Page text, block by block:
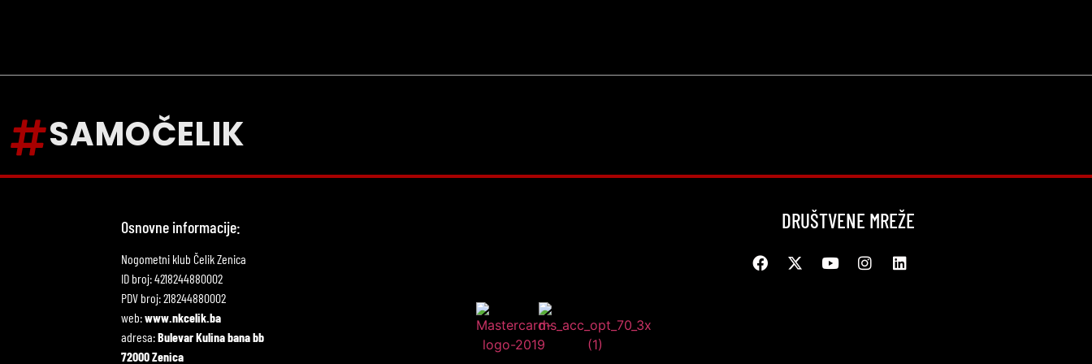
SAMOČELIK
Osnovne informacije:
Nogometni klub Čelik Zenica
ID broj: 4218244880002
PDV broj: 218244880002
web:www.nkcelik.ba
adresa:Bulevar Kulina bana bb
72000 Zenica
DRUŠTVENE MREŽE